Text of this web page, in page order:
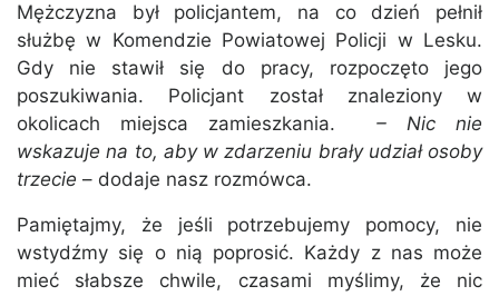
Mężczyzna był policjantem, na co dzień pełnił
służbę w Komendzie Powiatowej Policji w Lesku.
Gdy nie stawił się do pracy, rozpoczęto jego
poszukiwania. Policjant został znaleziony w
okolicach miejsca zamieszkania. – Nic nie
wskazuje na to, aby w zdarzeniu brały udział osoby
trzecie – dodaje nasz rozmówca.
Pamiętajmy, że jeśli potrzebujemy pomocy, nie
wstydźmy się o nią poprosić. Każdy z nas może
mieć słabsze chwile, czasami myślimy, że nic